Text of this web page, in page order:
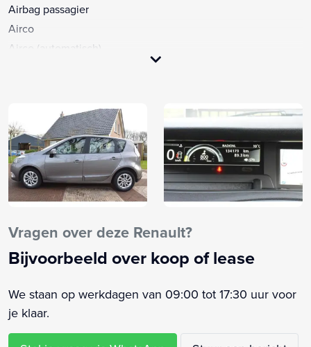
Airbag passagier
Airco
Airco (automatisch)
Airco met elektronische regeling
Alarm klasse 1(startblokkering)
Anti Blokkeer Systeem
Anti doorSlip Regeling
Armsteun
Audio-navigatie full map
Audiobediening op het stuurwiel
Automatische airco
Bestuurdersstoel in hoogte verstelbaar
Boordcomputer
Buitenspiegels elektrisch inklapbaar
Buitenspiegels elektrisch verstel- en verwarmbaar
Vragen over deze Renault?
Bijvoorbeeld over koop of lease
We staan op werkdagen van 09:00 tot 17:30 uur voor
je klaar.